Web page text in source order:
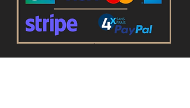
Mentions légales